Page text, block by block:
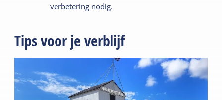
verbetering nodig.
Tips voor je verblijf